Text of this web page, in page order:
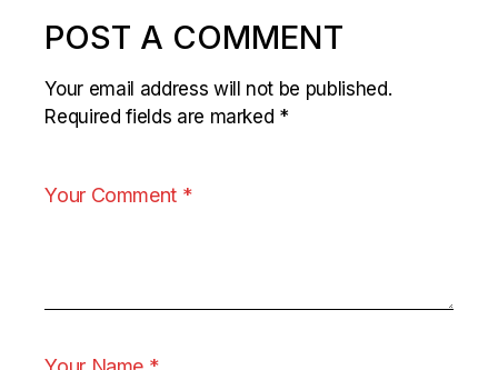
POST A COMMENT
Your email address will not be published.
Required fields are marked *